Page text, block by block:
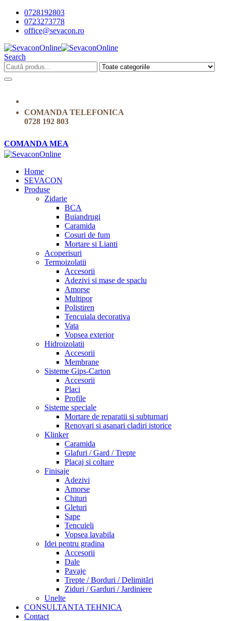
0728192803
0723273778
office@sevacon.ro
Search
COMANDA TELEFONICA
0728 192 803
COMANDA MEA
Home
SEVACON
Produse
Zidarie
BCA
Buiandrugi
Caramida
Cosuri de fum
Mortare si Lianti
Acoperisuri
Termoizolatii
Accesorii
Adezivi si mase de spaclu
Amorse
Multipor
Polistiren
Tencuiala decorativa
Vata
Vopsea exterior
Hidroizolatii
Accesorii
Membrane
Sisteme Gips-Carton
Accesorii
Placi
Profile
Sisteme speciale
Mortare de reparatii si subturnari
Renovari si asanari cladiri istorice
Klinker
Caramida
Glafuri / Gard / Trepte
Placaj si coltare
Finisaje
Adezivi
Amorse
Chituri
Gleturi
Sape
Tencuieli
Vopsea lavabila
Idei pentru gradina
Accesorii
Dale
Pavaje
Trepte / Borduri / Delimitări
Ziduri / Garduri / Jardiniere
Unelte
CONSULTANTA TEHNICA
Contact